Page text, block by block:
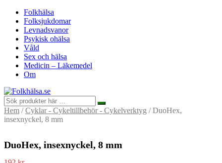
Folkhälsa
Folksjukdomar
Levnadsvanor
Psykisk ohälsa
Våld
Sex och hälsa
Medicin – Läkemedel
Om
Hem /Cyklar - Cykeltillbehör - Cykelverktyg / DuoHex,
insexnyckel, 8 mm
DuoHex, insexnyckel, 8 mm